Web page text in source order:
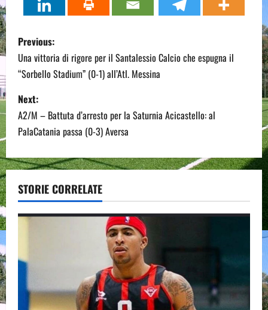
P
o
s
t
n
a
v
i
a
Previous:
Una vittoria di rigore per il Santalessio Calcio che espugna il
“Sorbello Stadium” (0-1) all’Atl. Messina
Next:
A2/M – Battuta d’arresto per la Saturnia Acicastello: al
PalaCatania passa (0-3) Aversa
STORIE CORRELATE